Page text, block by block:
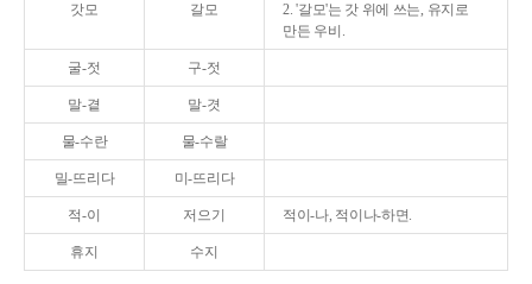
갓모 갈모
2. '갈모'는 갓 위에 쓰는, 유지로
만든 우비.
굴-젓 구-젓
말-곁 말-겻
물-수란 물-수랄
밀-뜨리다 미-뜨리다
적-이 저으기 적이-나, 적이나-하면.
휴지 수지